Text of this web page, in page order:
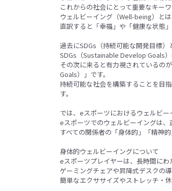
これからの社会にとって重要なキー
ウェルビーイング（Well-being）と
直訳すると「幸福」や「健康な状態」
過去にSDGs（持続可能な開発目標
SDGs（Sustainable Develop Goals
その次に来ると有力視されているの
Goals）」です。
持続可能な社会を構築することを目
す。
では、eスポーツにおけるウェルビー
eスポーツでのウェルビーイングは
すべての関係者の「身体的」「精神
身体的ウェルビーイングについて
eスポーツプレイヤーは、長時間にわ
ゲーミングチェアや昇降式デスクの
簡単なエクササイズやストレッチ・